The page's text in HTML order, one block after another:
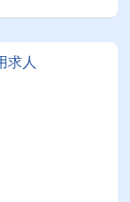
求人